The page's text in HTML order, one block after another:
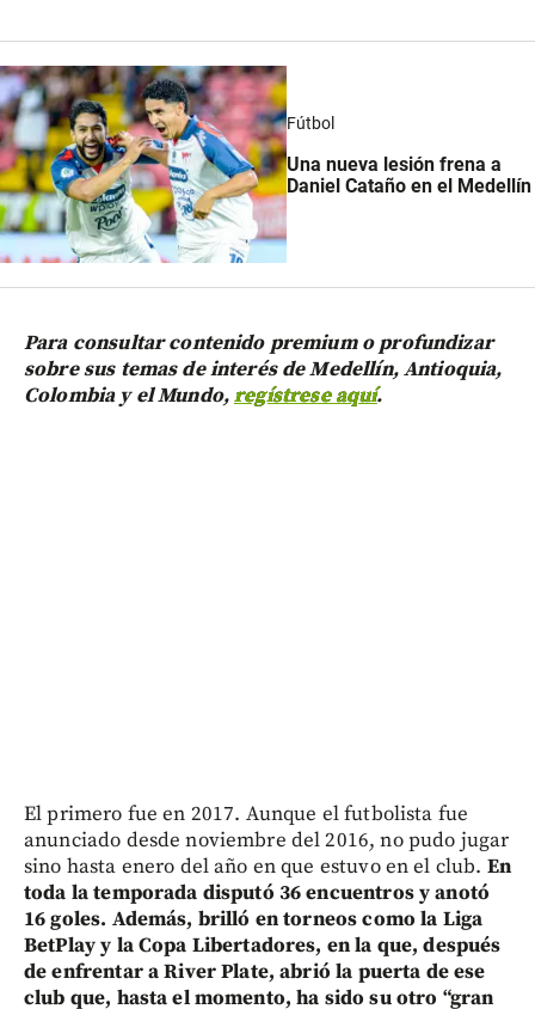
Fútbol
Una nueva lesión frena a
Daniel Cataño en el Medellín
Para consultar contenido premium o profundizar
sobre sus temas de interés de Medellín, Antioquia,
Colombia y el Mundo,regístrese aquí.
El primero fue en 2017. Aunque el futbolista fue
anunciado desde noviembre del 2016, no pudo jugar
sino hasta enero del año en que estuvo en el club. En
toda la temporada disputó 36 encuentros y anotó
16 goles. Además, brilló en torneos como la Liga
BetPlay y la Copa Libertadores, en la que, después
de enfrentar a River Plate, abrió la puerta de ese
club que, hasta el momento, ha sido su otro “gran